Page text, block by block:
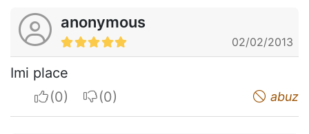
anonymous
02/02/2013
Imi place
I apreciateI do not appreciate abuz